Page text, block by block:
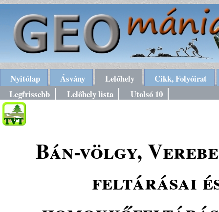
Nyitólap Ásvány Lelőhely
Cikk, Folyóirat
Legfrissebb
Lelőhely lista Utolsó 10
Bán-völgy,
feltárásai